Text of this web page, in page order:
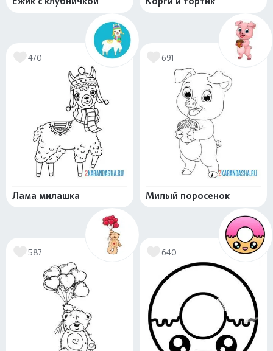
470
Лама милашка
691
Милый поросенок
587 640